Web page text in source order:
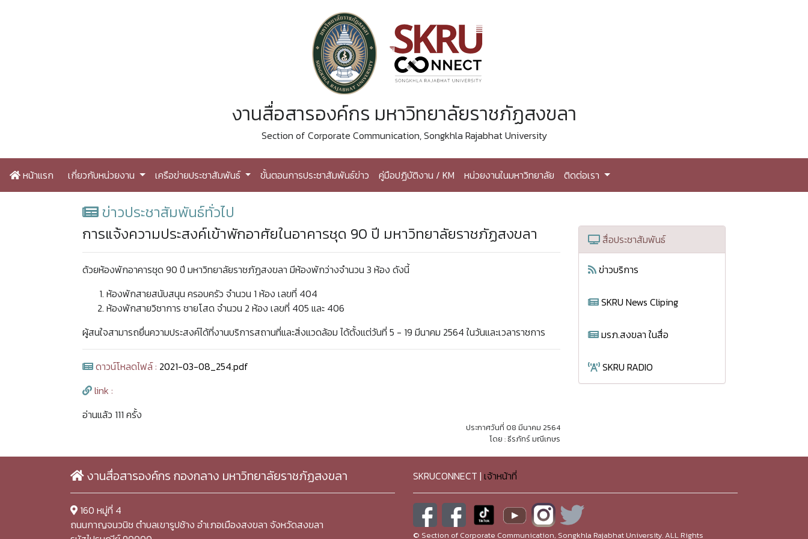
งานสื่อสารองค์กร มหาวิทยาลัยราชภัฏสงขลา
Section of Corporate Communication, Songkhla Rajabhat University
หน้าแรก เกี่ยวกับหน่วยงาน เครือข่ายประชาสัมพันธ์ ขั้นตอนการประชาสัมพันธ์ข่าว คู่มือปฏิบัติงาน / KM หน่วยงานในมหาวิทยาลัย ติดต่อเรา
ข่าวประชาสัมพันธ์ทั่วไป
การแจ้งความประสงค์เข้าพักอาศัยในอาคารชุด 90 ปี มหาวิทยาลัยราชภัฏสงขลา
ด้วยห้องพักอาคารชุด 90 ปี มหาวิทยาลัยราชภัฏสงขลา มีห้องพักว่างจำนวน 3 ห้อง ดังนี้
ห้องพักสายสนับสนุน ครอบครัว จำนวน 1 ห้อง เลขที่ 404
ห้องพักสายวิชาการ ชายโสด จำนวน 2 ห้อง เลขที่ 405 และ 406
ผู้สนใจสามารถยื่นความประสงค์ได้ที่งานบริการสถานที่และสิ่งแวดล้อม ได้ตั้งแต่วันที่ 5 - 19 มีนาคม 2564 ในวันและเวลาราชการ
ดาวน์โหลดไฟล์ : 2021-03-08_254.pdf
link :
อ่านแล้ว 111 ครั้ง
ประกาศวันที่ 08 มีนาคม 2564
โดย : ธีรภัทร์ มณีเกษร
สื่อประชาสัมพันธ์
ข่าวบริการ
SKRU News Cliping
มรภ.สงขลา ในสื่อ
SKRU RADIO
งานสื่อสารองค์กร กองกลาง มหาวิทยาลัยราชภัฏสงขลา
160 หมู่ที่ 4
ถนนกาญจนวนิช ตำบลเขารูปช้าง อำเภอเมืองสงขลา จังหวัดสงขลา
SKRUCONNECT | เจ้าหน้าที่
© Section of Corporate Communication, Songkhla Rajabhat University. ALL Rights